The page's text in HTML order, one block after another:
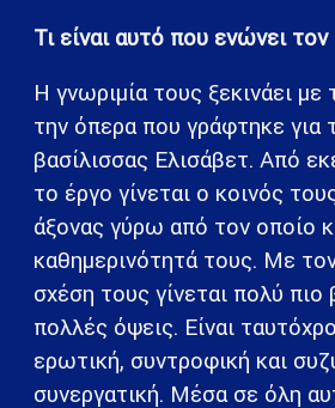
Τι είναι αυτό που ενώνει
Η γνωριμία τους ξεκινάει με
την όπερα που γράφτηκε για
βασίλισσας Ελισάβετ. Από
το έργο γίνεται ο κοινός
άξονας γύρω από τον οποίο
καθημερινότητά τους. Με
σχέση τους γίνεται πολύ πιο
πολλές όψεις. Είναι
ερωτική, συντροφική και
συνεργατική. Μέσα σε όλη